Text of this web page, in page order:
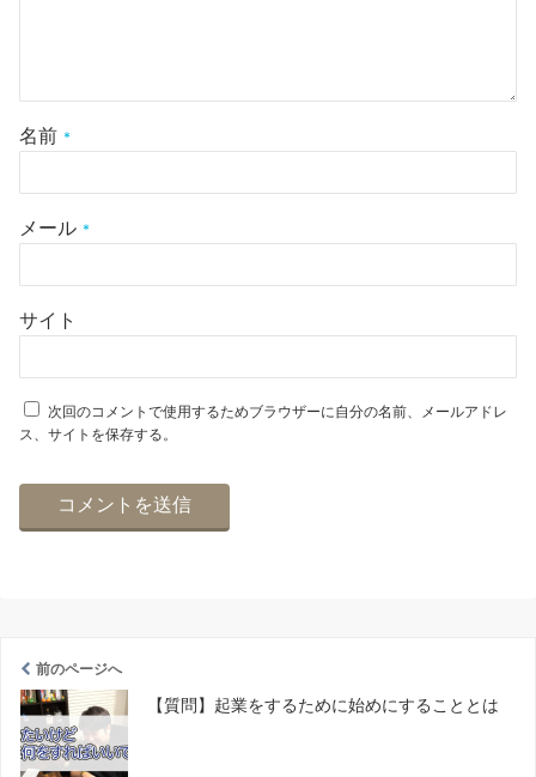
名前 *
メール *
サイト
次回のコメントで使用するためブラウザーに自分の名前、メールアドレ
ス、サイトを保存する。
前のページへ
【質問】起業をするために始めにすることとは